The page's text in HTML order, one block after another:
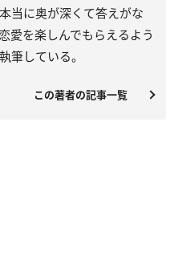
当に奥が深くて答えがな
愛を楽しんでもらえるよう
している。
この著者の記事一覧